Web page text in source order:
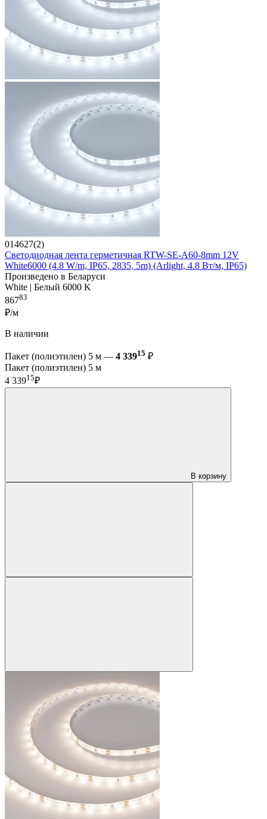
014627(2)
Светодиодная лента герметичная RTW-SE-A60-8mm 12V
White6000 (4.8 W/m, IP65, 2835, 5m) (Arlight, 4.8 Вт/м, IP65)
Произведено в Беларуси
White | Белый 6000 K
86783
₽/м
В наличии
Пакет (полиэтилен) 5 м — 4 33915 ₽
Пакет (полиэтилен) 5 м
4 33915₽
В корзину